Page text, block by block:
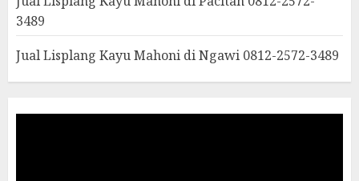
3489
Jual Lisplang Kayu Mahoni di Ngawi 0812-2572-3489